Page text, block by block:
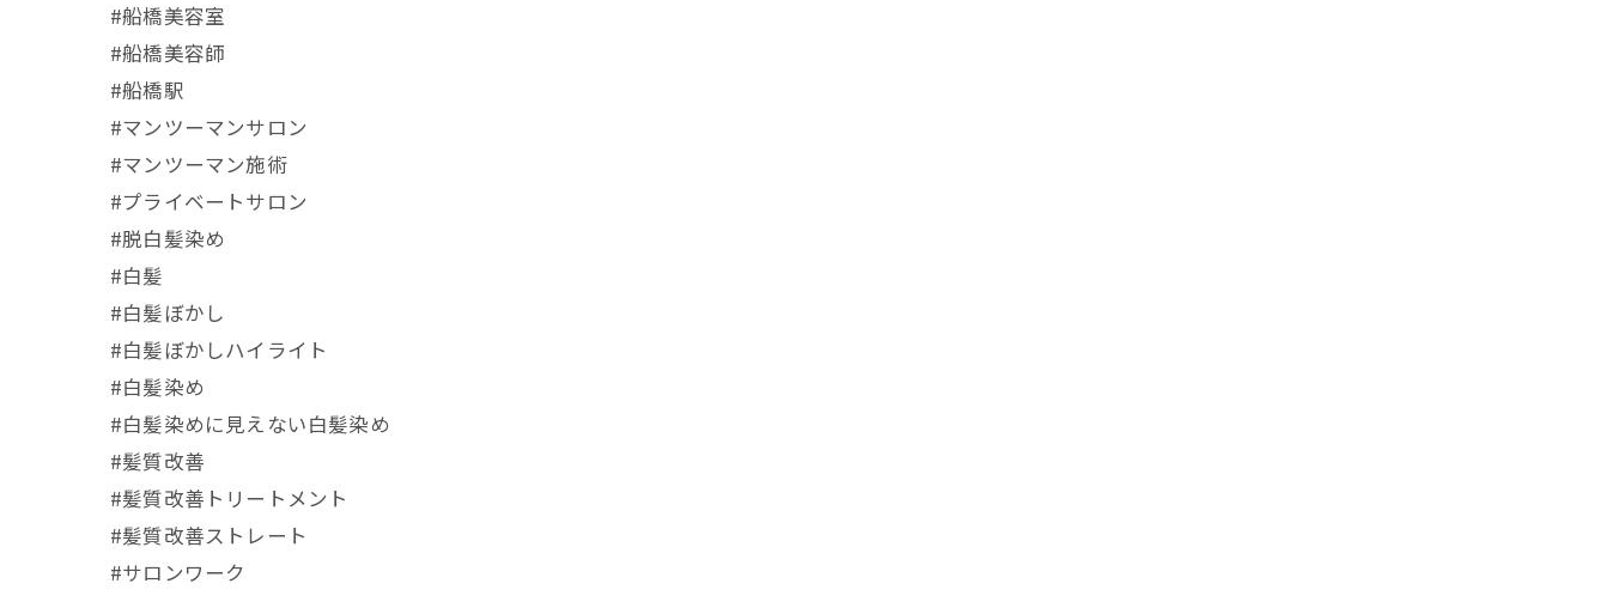
#船橋美容室
#船橋美容師
#船橋駅
#マンツーマンサロン
#マンツーマン施術
#プライベートサロン
#脱白髪染め
#白髪
#白髪ぼかし
#白髪ぼかしハイライト
#白髪染め
#白髪染めに見えない白髪染め
#髪質改善
#髪質改善トリートメント
#髪質改善ストレート
#サロンワーク